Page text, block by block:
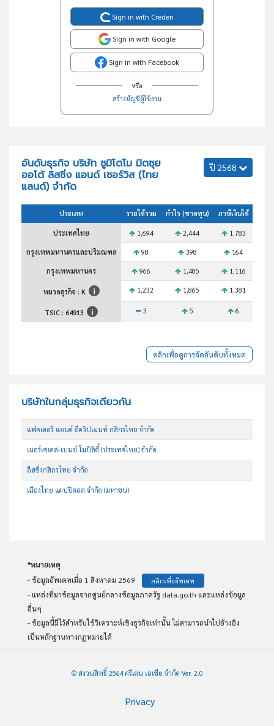
Sign in with Creden
Sign in with Google
Sign in with Facebook
หรือ
สร้างบัญชีผู้ใช้งาน
อันดับธุรกิจ บริษัท ซูมิโตโม มิตซุย
ออโต้ ลิสซิ่ง แอนด์ เซอร์วิส (ไทย
แลนด์) จำกัด
ปี 2568
ประเภท รายได้รวม กำไร (ขาดทุน) ภาษีเงินได้
ประเทศไทย 1,694 2,444 1,783
กรุงเทพมหานครและปริมณฑล 98 398 164
กรุงเทพมหานคร 966 1,485 1,116
หมวดธุรกิจ : K 1,232 1,865 1,381
TSIC : 64913 3 5 6
คลิกเพื่อดูการจัดอันดับทั้งหมด
บริษัทในกลุ่มธุรกิจเดียวกัน
แฟคเตอรี แอนด์ อีควิปเมนท์ กสิกรไทย จำกัด
เมอร์เซเดส-เบนซ์ โมบิลิตี้ (ประเทศไทย) จำกัด
ลีสซิ่งกสิกรไทย จำกัด
เมืองไทย แคปปิตอล จำกัด (มหาชน)
*หมายเหตุ
- ข้อมูลอัพเดทเมื่อ 1 สิงหาคม 2569
คลิกเพื่ออัพเดท
- แหล่งที่มาข้อมูลจากศูนย์กลางข้อมูลภาครัฐ data.go.th และแหล่งข้อมูล
อื่นๆ
- ข้อมูลนี้มีไว้สำหรับใช้วิเคราะห์เชิงธุรกิจเท่านั้น ไม่สามารถนำไปอ้างอิง
เป็นหลักฐานทางกฏหมายได้
© สงวนสิทธิ์ 2564 ครีเดน เอเชีย จำกัด Ver. 2.0
Privacy